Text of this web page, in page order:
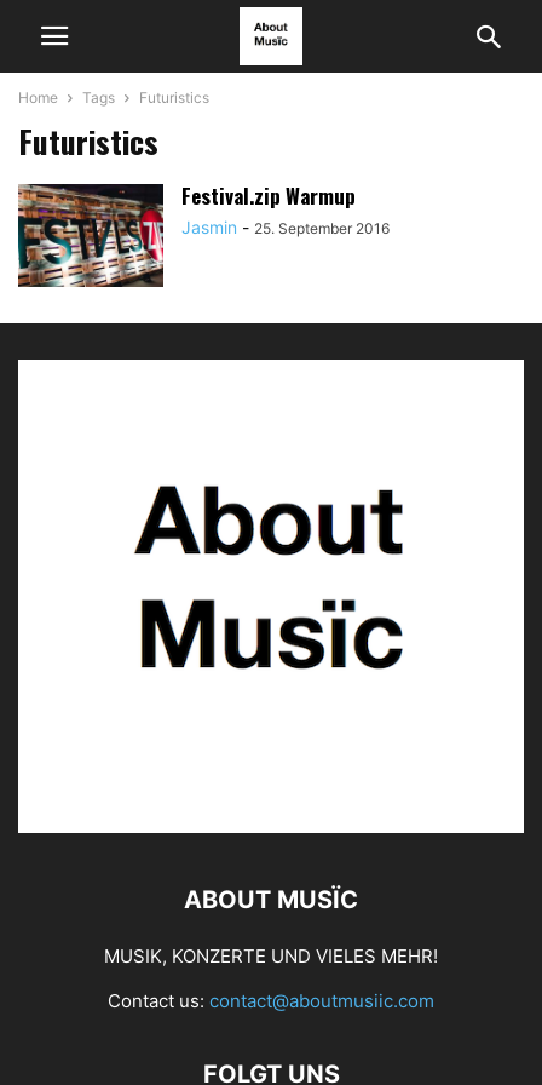
Home Tags Futuristics
Futuristics
Festival.zip Warmup
Jasmin - 25. September 2016
ABOUT MUSÏC
MUSIK, KONZERTE UND VIELES MEHR!
Contact us: contact@aboutmusiic.com
FOLGT UNS